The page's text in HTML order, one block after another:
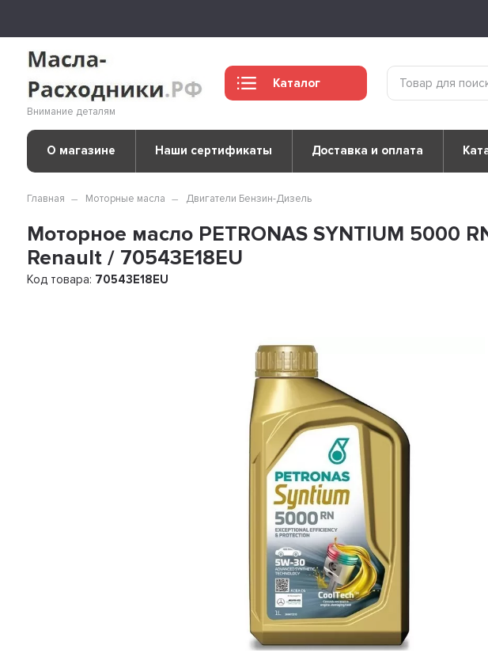
Внимание деталям
Каталог
О магазине Наши сертификаты Доставка и оплата
Главная Моторные масла Двигатели Бензин-Дизель
Моторное масло PETRONAS SYNTIUM 5000
Renault / 70543E18EU
Код товара: 70543E18EU